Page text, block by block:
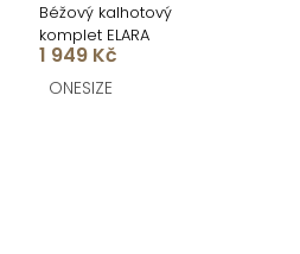
Béžový kalhotový
komplet ELARA
1 949 Kč
ONESIZE